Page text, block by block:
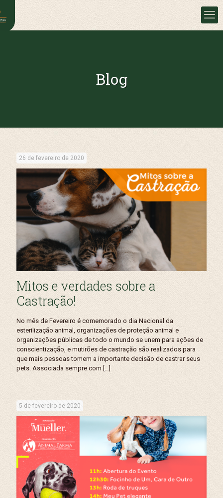
Blog
26 de fevereiro de 2020
Mitos e verdades sobre a
Castração!
No mês de Fevereiro é comemorado o dia Nacional da
esterilização animal, organizações de proteção animal e
organizações públicas de todo o mundo se unem para ações de
conscientização, e mutirões de castração são realizados para
que mais pessoas tomem a importante decisão de castrar seus
pets. Associada sempre com
5 de fevereiro de 2020